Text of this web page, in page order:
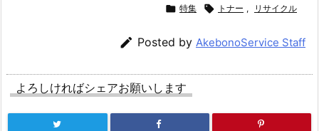
 特集  トナー , リサイクル
 Posted by AkebonoService Staff
よろしければシェアお願いします